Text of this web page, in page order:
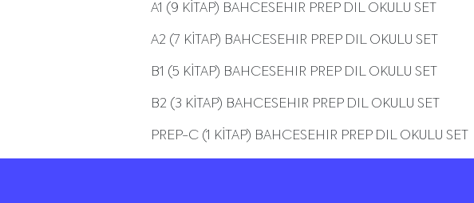
A1 (9 KİTAP) BAHCESEHIR PREP DIL OKULU
A2 (7 KİTAP) BAHCESEHIR PREP DIL OKULU
B1 (5 KİTAP) BAHCESEHIR PREP DIL OKULU
B2 (3 KİTAP) BAHCESEHIR PREP DIL OKULU
PREP-C (1 KİTAP) BAHCESEHIR PREP DIL OKULU